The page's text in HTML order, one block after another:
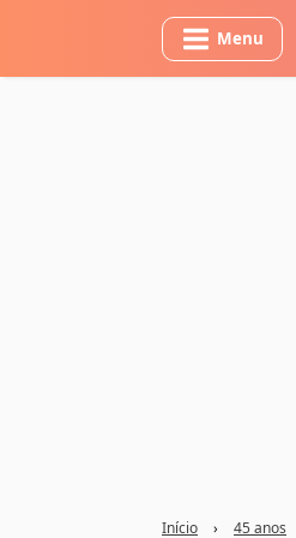
Menu
Início › 45 anos